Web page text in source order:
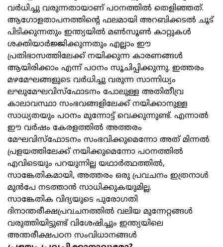
വർധിച്ചു വരുന്നതായാണ് പഠനത്തിൽ തെളിഞ്ഞത്.
ആഗോളതാപനത്തിന്റെ ഫലമായി അറബിക്കടൽ ചൂട്
പിടിക്കുന്നതും ഇന്ത്യയിൽ മൺസൂൺ കാറ്റുകൾ
ശക്തിയാർജ്ജിക്കുന്നതും എല്ലാം ഈ
പ്രതിഭാസത്തിലേക്ക് നയിക്കുന്ന കാരണങ്ങൾ
ആയിരിക്കാം എന്ന് പഠനം സൂചിപ്പിക്കുന്നു. ഇത്തരം
മഴമേഘങ്ങളുടെ വർധിച്ചു വരുന്ന സാന്നിധ്യം
ലഘുമേഘവിസ്ഫോടനം പോലുള്ള അതിതീവ്ര
കാലാവസ്ഥാ സംഭവങ്ങളിലേക്ക് നയിക്കാനുള്ള
സാധ്യതയും പഠനം മുന്നോട്ട് വെക്കുന്നുണ്ട്. എന്നാൽ
ഈ വർഷം കേരളത്തിൽ അത്തരം
മേഘവിസ്ഫോടനം സംഭവിക്കുമെന്നോ അത് മിന്നൽ
പ്രളയത്തിലേക്ക് നയിക്കുമെന്നോ പഠനത്തിൽ
എവിടെയും പറയുന്നില്ല യഥാർത്ഥത്തിൽ,
സാങ്കേതികമായി, അത്തരം ഒരു പ്രവചനം ഇത്രനാൾ
മുൻപേ നടത്താൻ സാധിക്കുകയുമില്ല.
സാങ്കേതിക വിദ്യയുടെ പുരോഗതി
ദിനാന്തരീക്ഷപ്രവചനത്തിൽ വലിയ മുന്നേറ്റങ്ങൾ
വരുത്തിയിട്ടുണ്ട് വിശേഷിച്ചും ഇന്ത്യയിലെ
അന്തരീക്ഷപഠന സംവിധാനങ്ങൾ